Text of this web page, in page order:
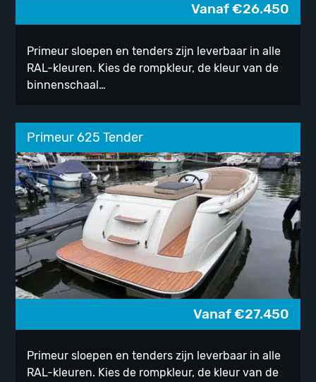
Vanaf€26.450
Primeur sloepen en tenders zijn leverbaar in alle
RAL-kleuren. Kies de rompkleur, de kleur van de
binnenschaal…
Primeur 625 Tender
Vanaf€27.450
Primeur sloepen en tenders zijn leverbaar in alle
RAL-kleuren. Kies de rompkleur, de kleur van de